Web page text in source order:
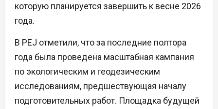
которую планируется завершить к весне 2026
года.
В PEJ отметили, что за последние полтора
года была проведена масштабная кампания
по экологическим и геодезическим
исследованиям, предшествующая началу
подготовительных работ. Площадка будущей